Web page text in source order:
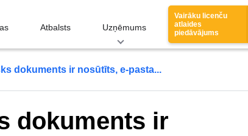
Atbalsts Uzņēmums
Vairāku licenču
atlaides
piedāvājums
dokuments ir nosūtīts, e-pasta...
dokuments ir